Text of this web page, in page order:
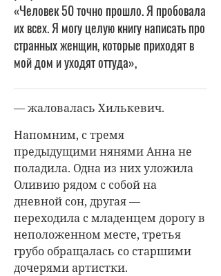
«Человек 50 точно прошло. Я пробовала
их всех. Я могу целую книгу написать про
странных женщин, которые приходят в
мой дом и уходят оттуда»,
— жаловалась Хилькевич.
Напомним, с тремя
предыдущими нянями Анна не
поладила. Одна из них уложила
Оливию рядом с собой на
дневной сон, другая —
переходила с младенцем дорогу в
неположенном месте, третья
грубо обращалась со старшими
дочерями артистки.